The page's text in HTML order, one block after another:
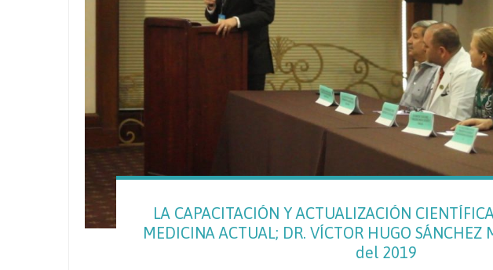
LA CAPACITACIÓN Y ACTUALIZACIÓN
MEDICINA ACTUAL; DR. VÍCTOR HUGO
del 2019